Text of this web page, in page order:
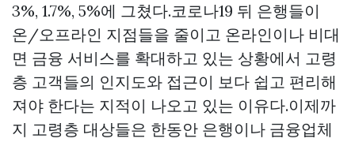
3%, 1.7%, 5%에 그쳤다.코로나19 뒤 은행들이
온/오프라인 지점들을 줄이고 온라인이나 비대
면 금융 서비스를 확대하고 있는 상황에서 고령
층 고객들의 인지도와 접근이 보다 쉽고 편리해
져야 한다는 지적이 나오고 있는 이유다.이제까
지 고령층 대상들은 한동안 은행이나 금융업체